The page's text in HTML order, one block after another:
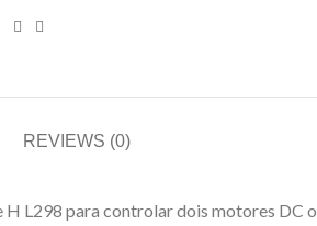
REVIEWS (0)
L298 para controlar dois motores DC